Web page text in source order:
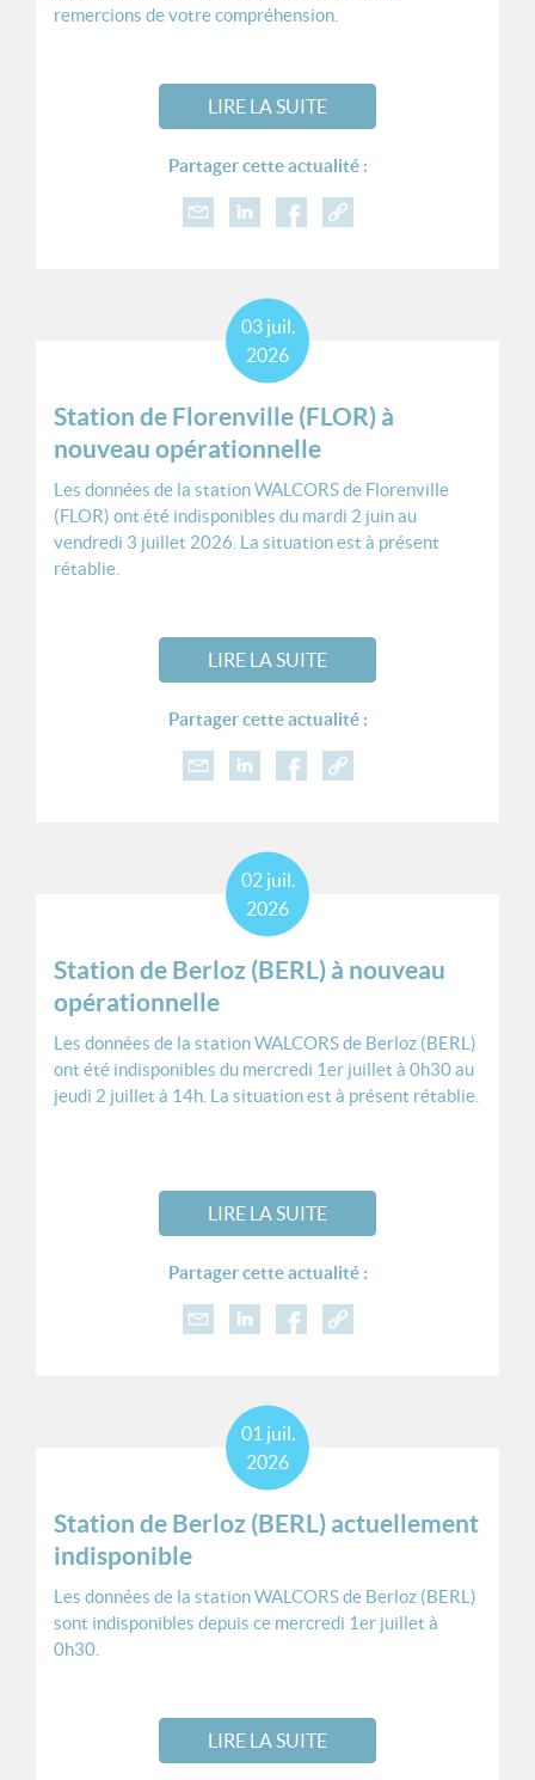
remercions de votre compréhension.
LIRE LA SUITE
Partager cette actualité :
Station de Florenville (FLOR) à
nouveau opérationnelle
03 juil.
2026
Les données de la station WALCORS de Florenville
(FLOR) ont été indisponibles du mardi 2 juin au
vendredi 3 juillet 2026. La situation est à présent
rétablie.
LIRE LA SUITE
Partager cette actualité :
Station de Berloz (BERL) à nouveau
opérationnelle
02 juil.
2026
Les données de la station WALCORS de Berloz (BERL)
ont été indisponibles du mercredi 1er juillet à 0h30 au
jeudi 2 juillet à 14h. La situation est à présent rétablie.
LIRE LA SUITE
Partager cette actualité :
Station de Berloz (BERL) actuellement
indisponible
01 juil.
2026
Les données de la station WALCORS de Berloz (BERL)
sont indisponibles depuis ce mercredi 1er juillet à
0h30.
LIRE LA SUITE